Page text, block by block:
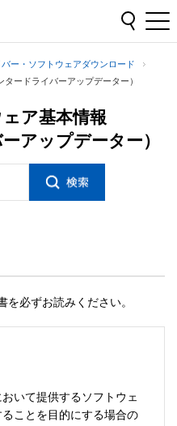
バー・ソフトウェアダウンロード
ードライバーアップデーター）
ア基本情報
アップデーター）
を必ずお読みください。
いて提供するソフトウェ
ことを目的にする場合の